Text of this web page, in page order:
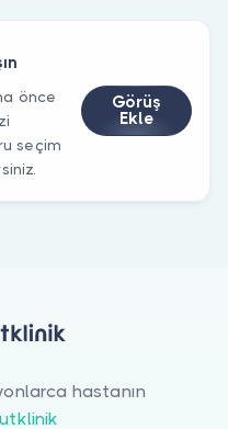
önce
seçim
Görüş
Ekle
hastanın